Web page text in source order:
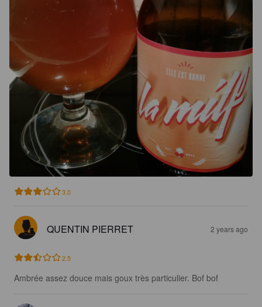
3.0
QUENTIN PIERRET 2 years ago
2.5
Ambrée assez douce mais goux très particulier. Bof bof